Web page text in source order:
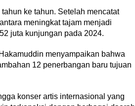
ke tahun. Setelah mencatat
meningkat tajam menjadi
juta kunjungan pada 2024.
menyampaikan bahwa
12 penerbangan baru tujuan
konser artis internasional yang